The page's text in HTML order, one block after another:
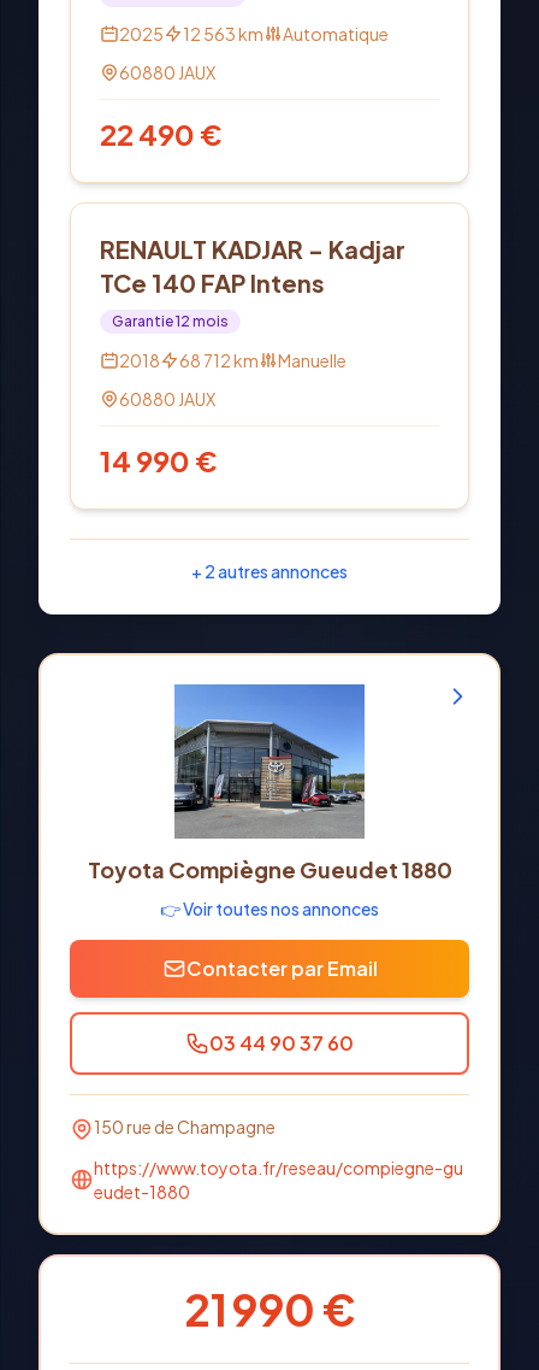
2025 12 563km
Automatique
60880 JAUX
22 490 €
RENAULT KADJAR - Kadjar
TCe 140 FAP Intens
Garantie12 mois
2018 68 712km
Manuelle
60880 JAUX
14 990 €
+ 2autres annonces
Toyota Compiègne Gueudet 1880
👉 Voir toutes nos annonces
Contacter par Email
03 44 90 37 60
150 rue de Champagne
https://www.toyota.fr/reseau/compiegne-gu
eudet-1880
21 990 €